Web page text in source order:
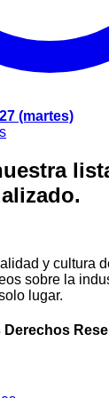
(martes)
y cultura
sobre la
lugar.